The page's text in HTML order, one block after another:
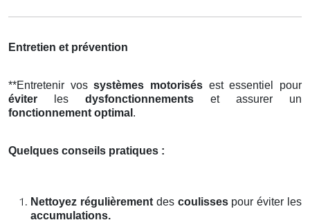
Entretien et prévention
**Entretenir vossystèmes motorisés est essentiel pour
éviter les dysfonctionnements et assurer un
fonctionnement optimal .
Quelques conseils pratiques :
Nettoyez régulièrementdes coulissespour éviter les
accumulations.